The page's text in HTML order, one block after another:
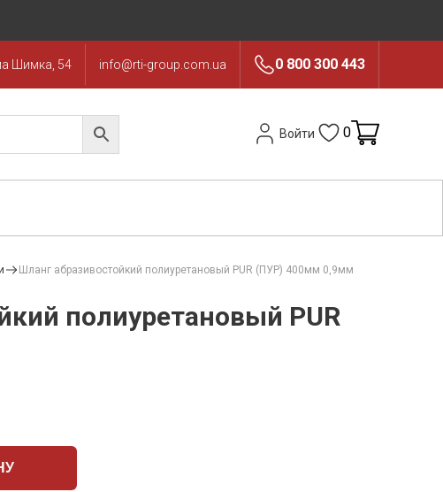
Шимка, 54 info@rti-group.com.ua 0 800 300 443
Войти 0
Шланг абразивостойкий полиуретановый PUR (ПУР) 400мм 0,9мм
полиуретановый PUR